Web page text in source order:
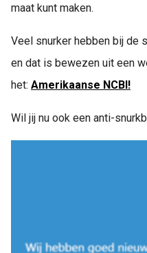
maat kunt maken.
Veel snurker hebben bij de
en dat is bewezen uit een
het: Amerikaanse NCBI!
Wil jij nu ook een anti-